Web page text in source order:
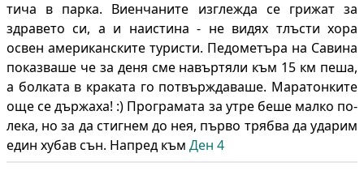
тича в парка. Виенчаните изглежда се грижат за
здравето си, а и наистина - не видях тлъсти хора
освен американските туристи. Педометъра на Савина
показваше че за деня сме навъртяли към 15 км пеша,
а болката в краката го потвърждаваше. Маратонките
още се държаха! :) Програмата за утре беше малко по-
лека, но за да стигнем до нея, първо трябва да ударим
един хубав сън. Напред към Ден 4